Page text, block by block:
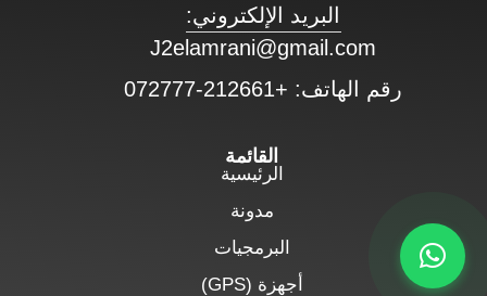
القائمة
الرئيسية
مدونة
البرمجيات
أجهزة (GPS)
البريد الإلكتروني:
J2elamrani@gmail.com
رقم الهاتف: +212661-072777